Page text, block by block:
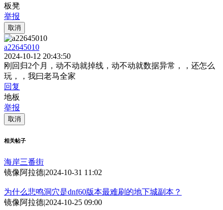
板凳
举报
取消
a22645010
2024-10-12 20:43:50
刚回归2个月，动不动就掉线，动不动就数据异常，，还怎么
玩，，我曰老马全家
回复
地板
举报
取消
相关帖子
海岸三番街
镜像阿拉德|2024-10-31 11:02
为什么悲鸣洞穴是dnf60版本最难刷的地下城副本？
镜像阿拉德|2024-10-25 09:00